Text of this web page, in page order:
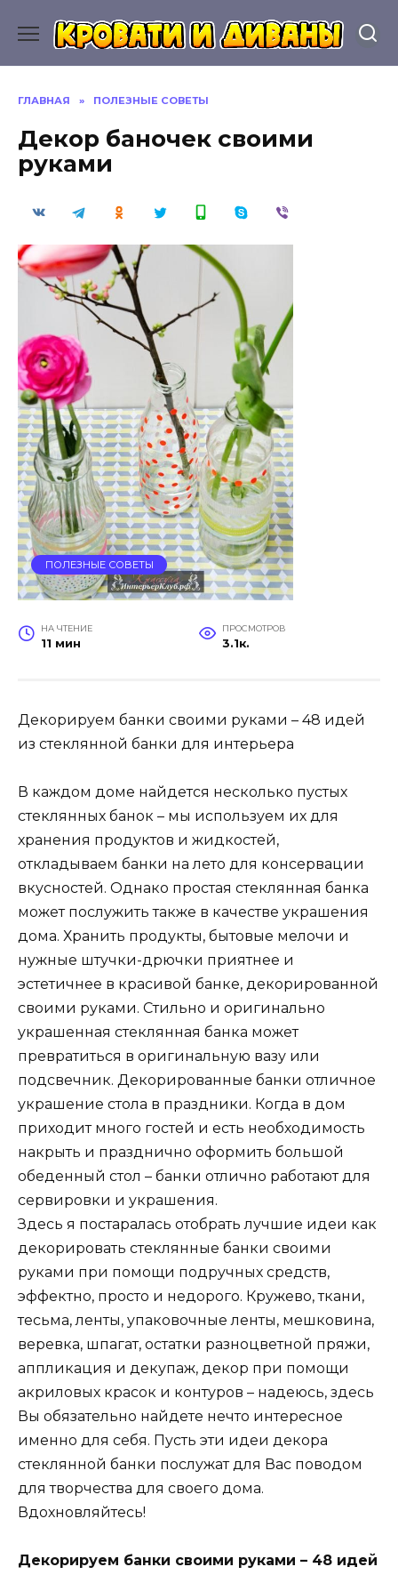
содержанию
ГЛАВНАЯ » ПОЛЕЗНЫЕ СОВЕТЫ
Декор баночек своими
руками
ПОЛЕЗНЫЕ СОВЕТЫ
НА ЧТЕНИЕ
11 мин
ПРОСМОТРОВ
3.1к.
Декорируем банки своими руками – 48 идей
из стеклянной банки для интерьера
В каждом доме найдется несколько пустых
стеклянных банок – мы используем их для
хранения продуктов и жидкостей,
откладываем банки на лето для консервации
вкусностей. Однако простая стеклянная банка
может послужить также в качестве украшения
дома. Хранить продукты, бытовые мелочи и
нужные штучки-дрючки приятнее и
эстетичнее в красивой банке, декорированной
своими руками. Стильно и оригинально
украшенная стеклянная банка может
превратиться в оригинальную вазу или
подсвечник. Декорированные банки отличное
украшение стола в праздники. Когда в дом
приходит много гостей и есть необходимость
накрыть и празднично оформить большой
обеденный стол – банки отлично работают для
сервировки и украшения.
Здесь я постаралась отобрать лучшие идеи как
декорировать стеклянные банки своими
руками при помощи подручных средств,
эффектно, просто и недорого. Кружево, ткани,
тесьма, ленты, упаковочные ленты, мешковина,
веревка, шпагат, остатки разноцветной пряжи,
аппликация и декупаж, декор при помощи
акриловых красок и контуров – надеюсь, здесь
Вы обязательно найдете нечто интересное
именно для себя. Пусть эти идеи декора
стеклянной банки послужат для Вас поводом
для творчества для своего дома.
Вдохновляйтесь!
Декорируем банки своими руками – 48 идей